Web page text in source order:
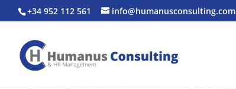
+34 952 112 561 info@humanusconsulting.com